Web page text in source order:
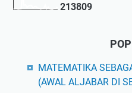
213809
MATEMATIKA
(AWAL ALJABAR DI